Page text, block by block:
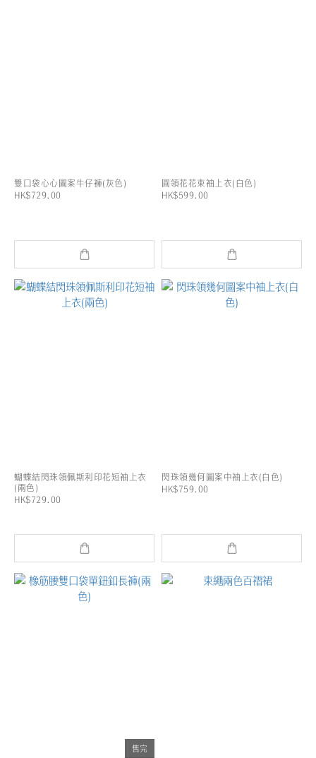
雙口袋心心圖案牛仔褲(灰色)
HK$729.00
圓領花花束袖上衣(白色)
HK$599.00
蝴蝶結閃珠領佩斯利印花短袖上衣
(兩色)
HK$729.00
閃珠領幾何圖案中袖上衣(白色)
HK$759.00
售完